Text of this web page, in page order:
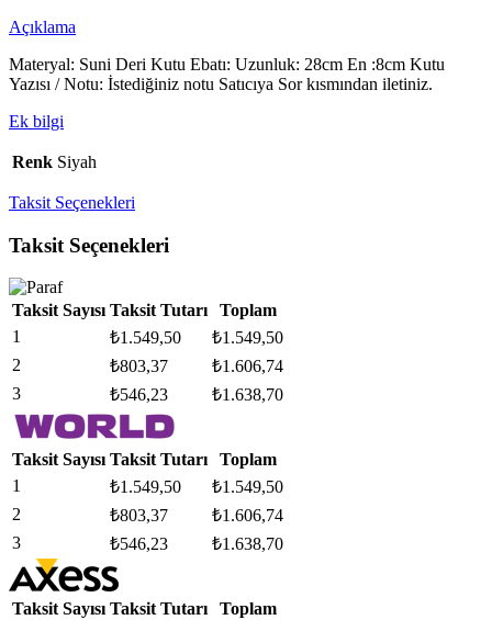
Açıklama
Materyal: Suni Deri Kutu Ebatı: Uzunluk: 28cm En :8cm Kutu
Yazısı / Notu: İstediğiniz notu Satıcıya Sor kısmından iletiniz.
Ek bilgi
Renk Siyah
Taksit Seçenekleri
Taksit Seçenekleri
Taksit Sayısı Taksit Tutarı
Toplam
1
₺1.549,50 ₺1.549,50
2
₺803,37 ₺1.606,74
3
₺546,23 ₺1.638,70
Taksit Sayısı Taksit Tutarı
Toplam
1
₺1.549,50 ₺1.549,50
2
₺803,37 ₺1.606,74
3
₺546,23 ₺1.638,70
Taksit Sayısı Taksit Tutarı
Toplam